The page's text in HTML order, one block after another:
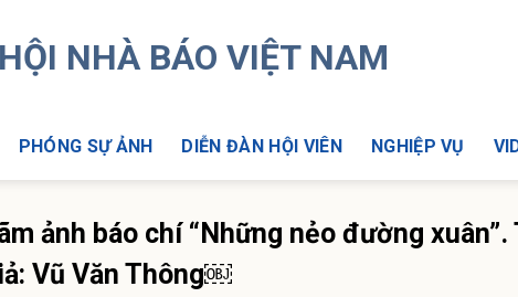
HỘI NHÀ BÁO VIỆT NAM
PHÓNG SỰ ẢNH DIỄN ĐÀN HỘI VIÊN NGHIỆP VỤ
ảnh báo chí “Những nẻo đường xuân”.
Vũ Văn Thông￼